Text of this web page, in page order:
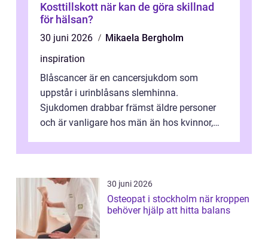
Kosttillskott när kan de göra skillnad
för hälsan?
30 juni 2026
Mikaela Bergholm
inspiration
Blåscancer är en cancersjukdom som
uppstår i urinblåsans slemhinna.
Sjukdomen drabbar främst äldre personer
och är vanligare hos män än hos kvinnor,
förändringarna u...
30 juni 2026
Osteopat i stockholm när kroppen
behöver hjälp att hitta balans